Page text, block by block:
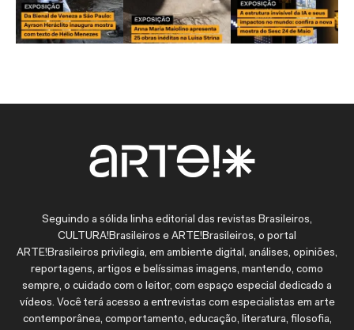
Seguindo a sólida linha editorial das revistas Brasileiros,
CULTURA!Brasileiros e ARTE!Brasileiros, o portal
ARTE!Brasileiros privilegia, em ambiente digital, análises, opiniões,
reportagens, artigos e belíssimas imagens, mantendo, como
sempre, o cuidado com o leitor, com espaço especial dedicado a
vídeos. Você terá acesso a entrevistas com especialistas em arte
contemporânea, comportamento, educação, literatura, filosofia,